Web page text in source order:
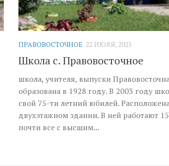
ПРАВОВОСТОЧНОЕ 22 ИЮЛЯ, 2025
Школа с. Правовосточное
школа, учителя, выпуски
образована в 1928 году. В 2003 году
свой 75-ти летний юбилей.
двухэтажном здании. В ней работают
почти все с высшим...